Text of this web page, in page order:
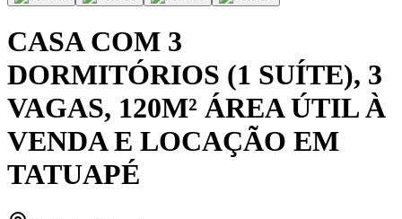
CASA COM 3
DORMITÓRIOS (1 SUÍTE), 3
VAGAS, 120M² ÁREA ÚTIL À
VENDA E LOCAÇÃO EM
TATUAPÉ